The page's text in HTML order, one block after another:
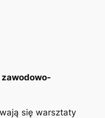
się warsztaty